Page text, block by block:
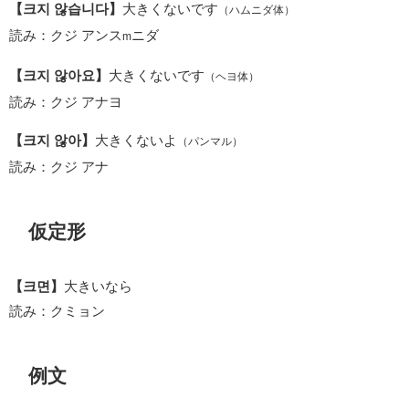
【크지 않습니다】 大きくないです （ハムニダ体）
読み：クジ アンス m ニダ
【크지 않아요】 大きくないです （ヘヨ体）
読み：クジ アナヨ
【크지 않아】 大きくないよ （パンマル）
読み：クジ アナ
仮定形
【크면】 大きいなら
読み：クミョン
例文